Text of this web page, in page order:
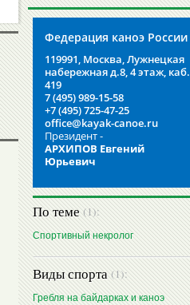
Федерация каноэ России
119991, Москва, Лужнецкая
набережная д.8, 4 этаж, каб.
419
7 (495) 989-15-58
+7 (495) 725-47-25
office@kayak-canoe.ru
Президент -
АРХИПОВ Евгений
Юрьевич
По теме(1):
Спортивный некролог
Виды спорта(1):
Гребля на байдарках и каноэ